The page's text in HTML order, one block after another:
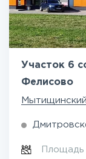
Участок 6
Фелисово
Площадь